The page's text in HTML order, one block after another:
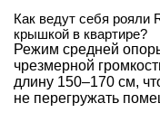
Как ведут себя рояли
крышкой в квартире?
Режим средней
чрезмерной
длину 150–170 см,
не перегружать